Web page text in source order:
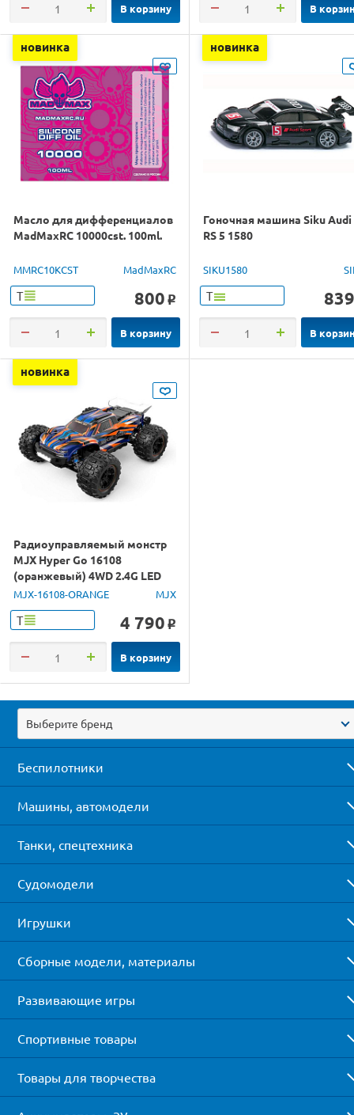
В корзину В
новинка
Масло для дифференциалов
MadMaxRC 10000cst. 100ml.
MMRC10KCST MadMaxRC
Т 800 o
В корзину
новинка
Гоночная машина Siku Audi
RS 5 1580
SIKU1580
Т 839
В
новинка
Радиоуправляемый монстр
MJX Hyper Go 16108
(оранжевый) 4WD 2.4G LED
1/16 RTR
MJX-16108-ORANGE MJX
Т 4 790 o
В корзину
Выберите бренд
Беспилотники
Машины, автомодели
Танки, спецтехника
Судомодели
Игрушки
Сборные модели, материалы
Развивающие игры
Спортивные товары
Товары для творчества